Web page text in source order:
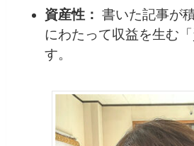
資産性： 書いた記事が
にわたって収益を生む
す。